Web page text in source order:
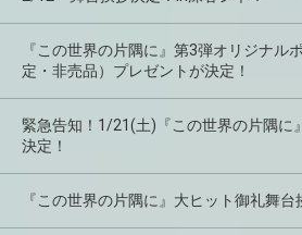
『この世界の片隅に』第3弾オリジナル
定・非売品）プレゼントが決定！
緊急告知！1/21(土)『この世界の片隅に
決定！
『この世界の片隅に』大ヒット御礼舞台